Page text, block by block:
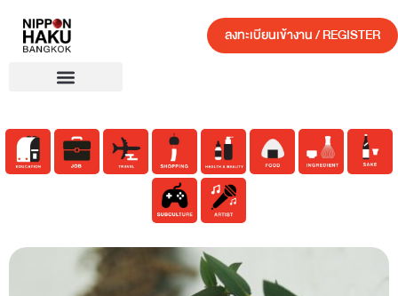
ลงทะเบียนเข้างาน / REGISTER